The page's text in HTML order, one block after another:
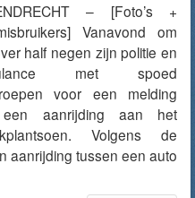
– [Foto’s +
Vanavond om
half negen zijn politie en
met spoed
voor een melding
aanrijding aan het
Volgens de
aanrijding tussen een auto